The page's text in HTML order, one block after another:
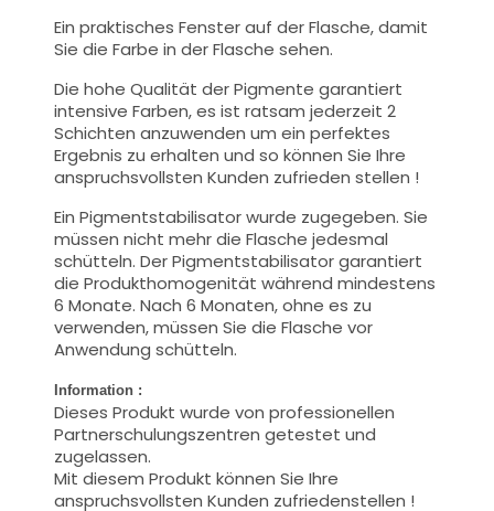
Ein praktisches Fenster auf der Flasche, damit
Sie die Farbe in der Flasche sehen.
Die hohe Qualität der Pigmente garantiert
intensive Farben, es ist ratsam jederzeit 2
Schichten anzuwenden um ein perfektes
Ergebnis zu erhalten und so können Sie Ihre
anspruchsvollsten Kunden zufrieden stellen !
Ein Pigmentstabilisator wurde zugegeben. Sie
müssen nicht mehr die Flasche jedesmal
schütteln. Der Pigmentstabilisator garantiert
die Produkthomogenität während mindestens
6 Monate. Nach 6 Monaten, ohne es zu
verwenden, müssen Sie die Flasche vor
Anwendung schütteln.
Information :
Dieses Produkt wurde von professionellen
Partnerschulungszentren getestet und
zugelassen.
Mit diesem Produkt können Sie Ihre
anspruchsvollsten Kunden zufriedenstellen !